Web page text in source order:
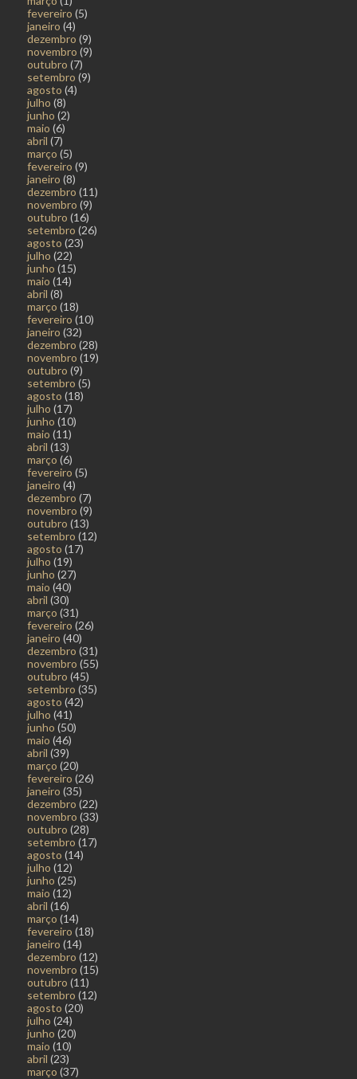
fevereiro (5)
janeiro (4)
dezembro (9)
novembro (9)
outubro (7)
setembro (9)
agosto (4)
julho (8)
junho (2)
maio (6)
abril (7)
março (5)
fevereiro (9)
janeiro (8)
dezembro (11)
novembro (9)
outubro (16)
setembro (26)
agosto (23)
julho (22)
junho (15)
maio (14)
abril (8)
março (18)
fevereiro (10)
janeiro (32)
dezembro (28)
novembro (19)
outubro (9)
setembro (5)
agosto (18)
julho (17)
junho (10)
maio (11)
abril (13)
março (6)
fevereiro (5)
janeiro (4)
dezembro (7)
novembro (9)
outubro (13)
setembro (12)
agosto (17)
julho (19)
junho (27)
maio (40)
abril (30)
março (31)
fevereiro (26)
janeiro (40)
dezembro (31)
novembro (55)
outubro (45)
setembro (35)
agosto (42)
julho (41)
junho (50)
maio (46)
abril (39)
março (20)
fevereiro (26)
janeiro (35)
dezembro (22)
novembro (33)
outubro (28)
setembro (17)
agosto (14)
julho (12)
junho (25)
maio (12)
abril (16)
março (14)
fevereiro (18)
janeiro (14)
dezembro (12)
novembro (15)
outubro (11)
setembro (12)
agosto (20)
julho (24)
junho (20)
maio (10)
abril (23)
março (37)